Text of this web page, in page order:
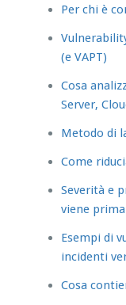
Per chi è
(e VAPT)
Cosa
Server,
Metodo di
Come
Severità e
viene prima
Esempi di
incidenti
Cosa